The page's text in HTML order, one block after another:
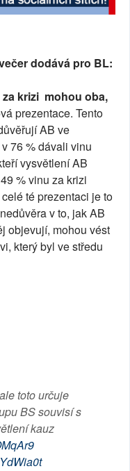
dodává pro BL:
krizi mohou oba,
prezentace. Tento
AB ve
76 % dávali vinu
vysvětlení AB
% vinu za krizi
té prezentaci je to
v to, jak AB
objevují, mohou vést
který byl ve středu
toto určuje
BS souvisí s
kauz